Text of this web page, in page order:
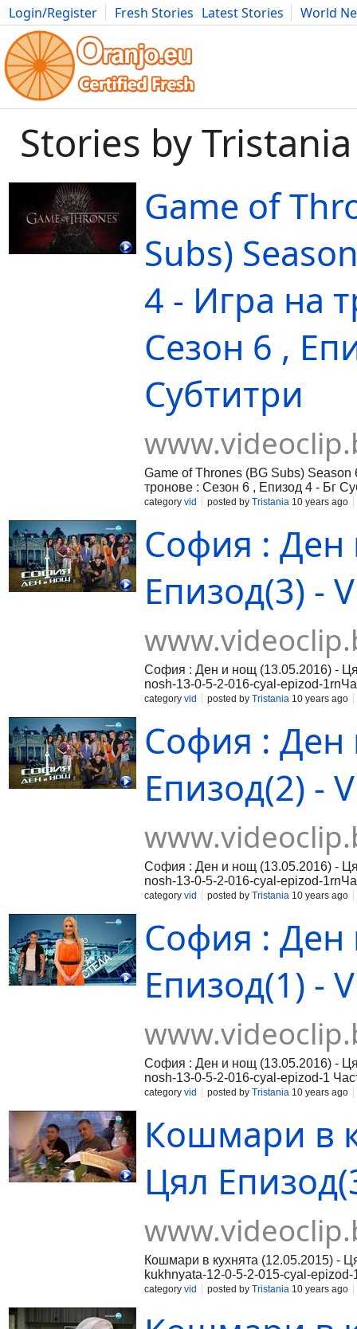
Login/Register Fresh Stories Latest Stories
World
Movies Anime Music Art Cars Advice Science
Stories by Tristania
Game of
Subs)
4 - Игра на
Сезон 6 ,
Субтитри
Game of Thrones (BG Subs) Season
тронове : Сезон 6 , Епизод 4 - Бг
category vid posted by Tristania 10 years ago
София : Ден
Епизод(3) -
София : Ден и нощ (13.05.2016) -
nosh-13-0-5-2-016-cyal-epizod-
016-cyal-epizod-2rnЧаст 3:https://
category vid posted by Tristania 10 years ago
София : Ден
Епизод(2) -
София : Ден и нощ (13.05.2016) -
nosh-13-0-5-2-016-cyal-epizod-
016-cyal-epizod-2rnЧаст 3:https://
category vid posted by Tristania 10 years ago
София : Ден
Епизод(1) -
София : Ден и нощ (13.05.2016) -
nosh-13-0-5-2-016-cyal-epizod-1
016-cyal-epizod-2 Част 3:https://
category vid posted by Tristania 10 years ago
Кошмари в
Цял
Кошмари в кухнята (12.05.2015) -
kukhnyata-12-0-5-2-015-cyal-
12-0-5-2-015-cyal-epizod-2rnЧаст
category vid posted by Tristania 10 years ago